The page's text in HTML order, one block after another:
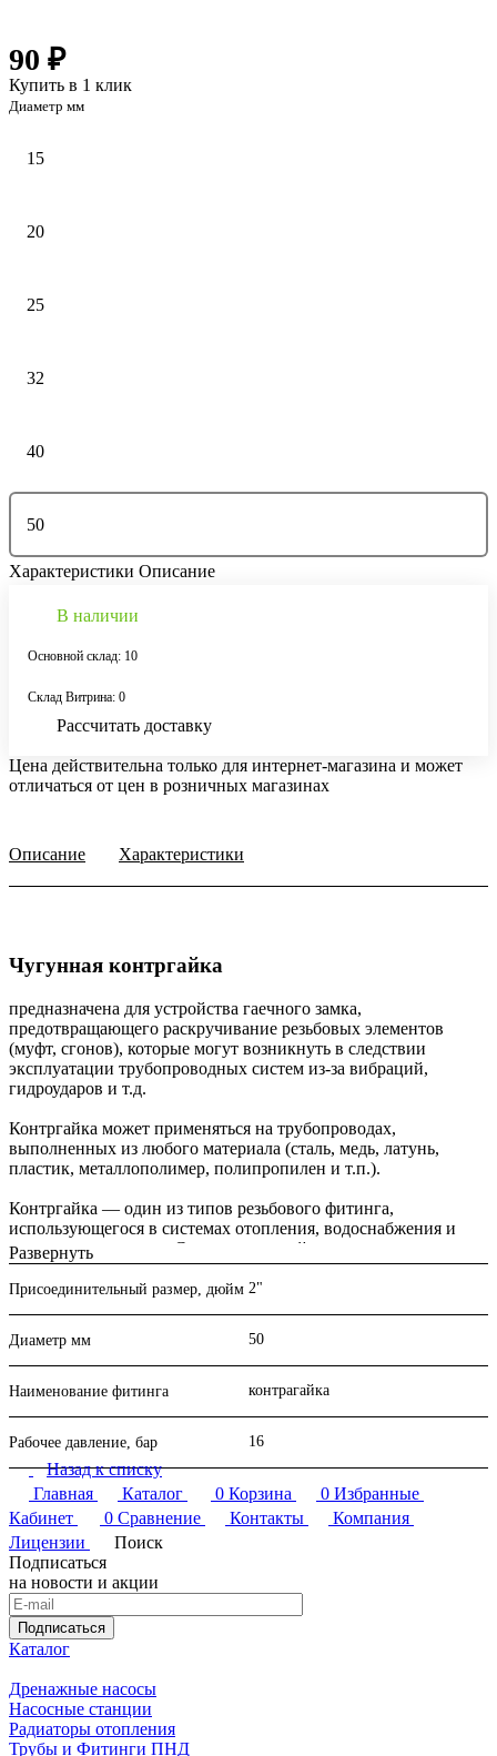
90 ₽
Купить в 1 клик
Диаметр мм
15
20
25
32
40
50
Характеристики Описание
В наличии
Основной склад: 10
Склад Витрина: 0
Рассчитать доставку
Цена действительна только для интернет-магазина и может
отличаться от цен в розничных магазинах
Описание Характеристики
Чугунная контргайка
предназначена для устройства гаечного замка,
предотвращающего раскручивание резьбовых элементов
(муфт, сгонов), которые могут возникнуть в следствии
эксплуатации трубопроводных систем из-за вибраций,
гидроударов и т.д.
Контргайка может применяться на трубопроводах,
выполненных из любого материала (сталь, медь, латунь,
пластик, металлополимер, полипропилен и т.п.).
Контргайка — один из типов резьбового фитинга,
использующегося в системах отопления, водоснабжения и
кондиционирования. Служит контргайка чугунная
своеобразным замком для создания дополнительной
герметичности в разъёмных соединениях, предотвращая их
Выглядит контргайка чугунная, как большая шестигранная
гайка с внутренней резьбой, которая имеет значительно
Чугунные фитинги резьбовые можно купить в Перми или
заказать с доставкой в ваш город в интернет-магазине
"НИВА". Мы также оказываем услуги по подбору
необходимых комплектующих, предоставляем необходимую
консультационную помощь по запросу клиентов.
Развернуть
Присоединительный размер, дюйм 2"
Диаметр мм 50
Наименование фитинга контрагайка
Рабочее давление, бар 16
Назад к списку
Главная
Каталог 0 Корзина 0 Избранные
Кабинет
0 Сравнение Контакты
Компания
Лицензии
Поиск
Подписаться
на новости и акции
Подписаться
Каталог
Дренажные насосы
Насосные станции
Радиаторы отопления
Трубы и Фитинги ПНД